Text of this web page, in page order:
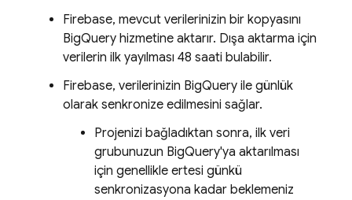
Firebase, mevcut verilerinizin bir kopyasını
BigQuery hizmetine aktarır. Dışa aktarma için
verilerin ilk yayılması 48 saati bulabilir.
Firebase, verilerinizin BigQuery ile günlük
olarak senkronize edilmesini sağlar.
Projenizi bağladıktan sonra, ilk veri
grubunuzun BigQuery'ya aktarılması
için genellikle ertesi günkü
senkronizasyona kadar beklemeniz